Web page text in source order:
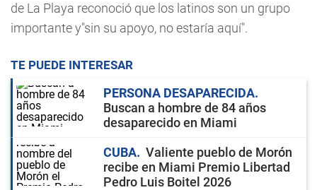
de La Playa reconoció que los latinos son un grupo
importante y"sin su apoyo, no estaría aquí".
TE PUEDE INTERESAR
PERSONA DESAPARECIDA
Buscan a hombre de 84 años
desaparecido en Miami
CUBA
Valiente pueblo de Morón
recibe en Miami Premio Libertad
Pedro Luis Boitel 2026